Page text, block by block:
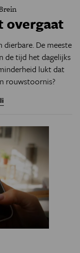
overgaat
dierbare. De meeste
de tijd het dagelijks
lukt dat
rouwstoornis?